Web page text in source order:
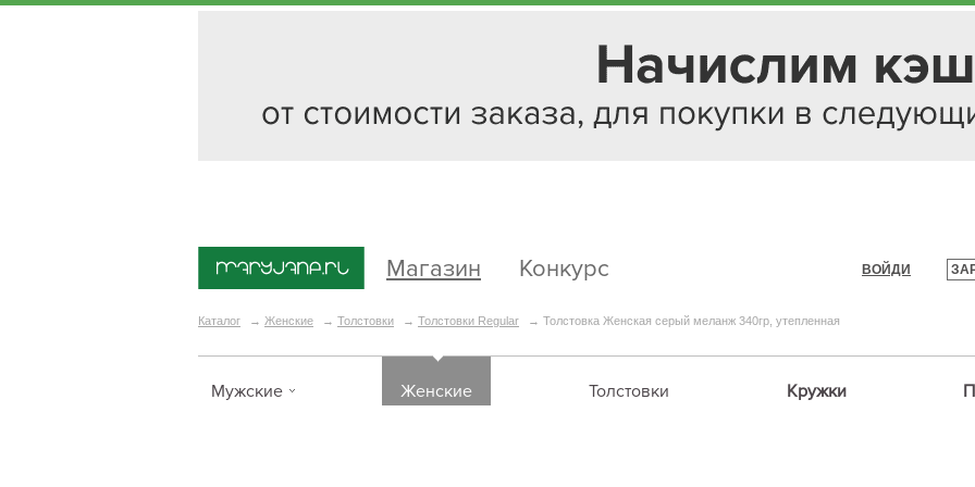
Магазин Конкурс ВОЙДИ
Каталог → Женские → Толстовки → Толстовки Regular → Толстовка Женская серый меланж 340гр, утепленная
Мужские Женские Толстовки Кружки